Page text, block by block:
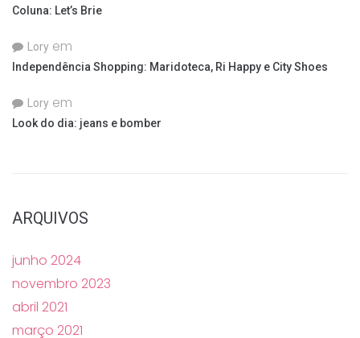
Coluna: Let’s Brie
Lory em
Independência Shopping: Maridoteca, Ri Happy e City Shoes
Lory em
Look do dia: jeans e bomber
ARQUIVOS
junho 2024
novembro 2023
abril 2021
março 2021